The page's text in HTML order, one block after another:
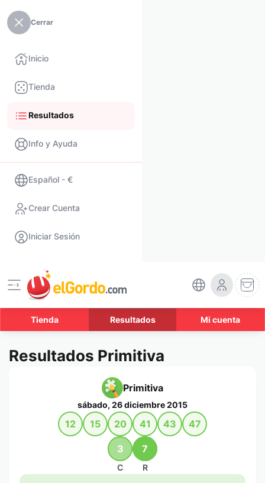
Cerrar
Inicio
Tienda
Resultados
Info y Ayuda
Español - €
Crear Cuenta
Iniciar Sesión
Tienda Resultados Mi cuenta
Resultados Primitiva
Primitiva
sábado, 26 diciembre 2015
12 15 20 41 43 47
3
C
7
R